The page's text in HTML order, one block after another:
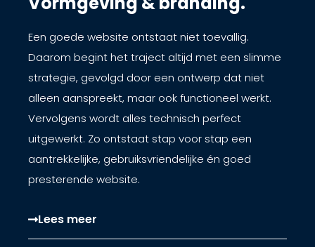
Een goede website ontstaat niet toevallig.
Daarom begint het traject altijd met een slimme
strategie, gevolgd door een ontwerp dat niet
alleen aanspreekt, maar ook functioneel werkt.
Vervolgens wordt alles technisch perfect
uitgewerkt. Zo ontstaat stap voor stap een
aantrekkelijke, gebruiksvriendelijke én goed
presterende website.
Lees meer